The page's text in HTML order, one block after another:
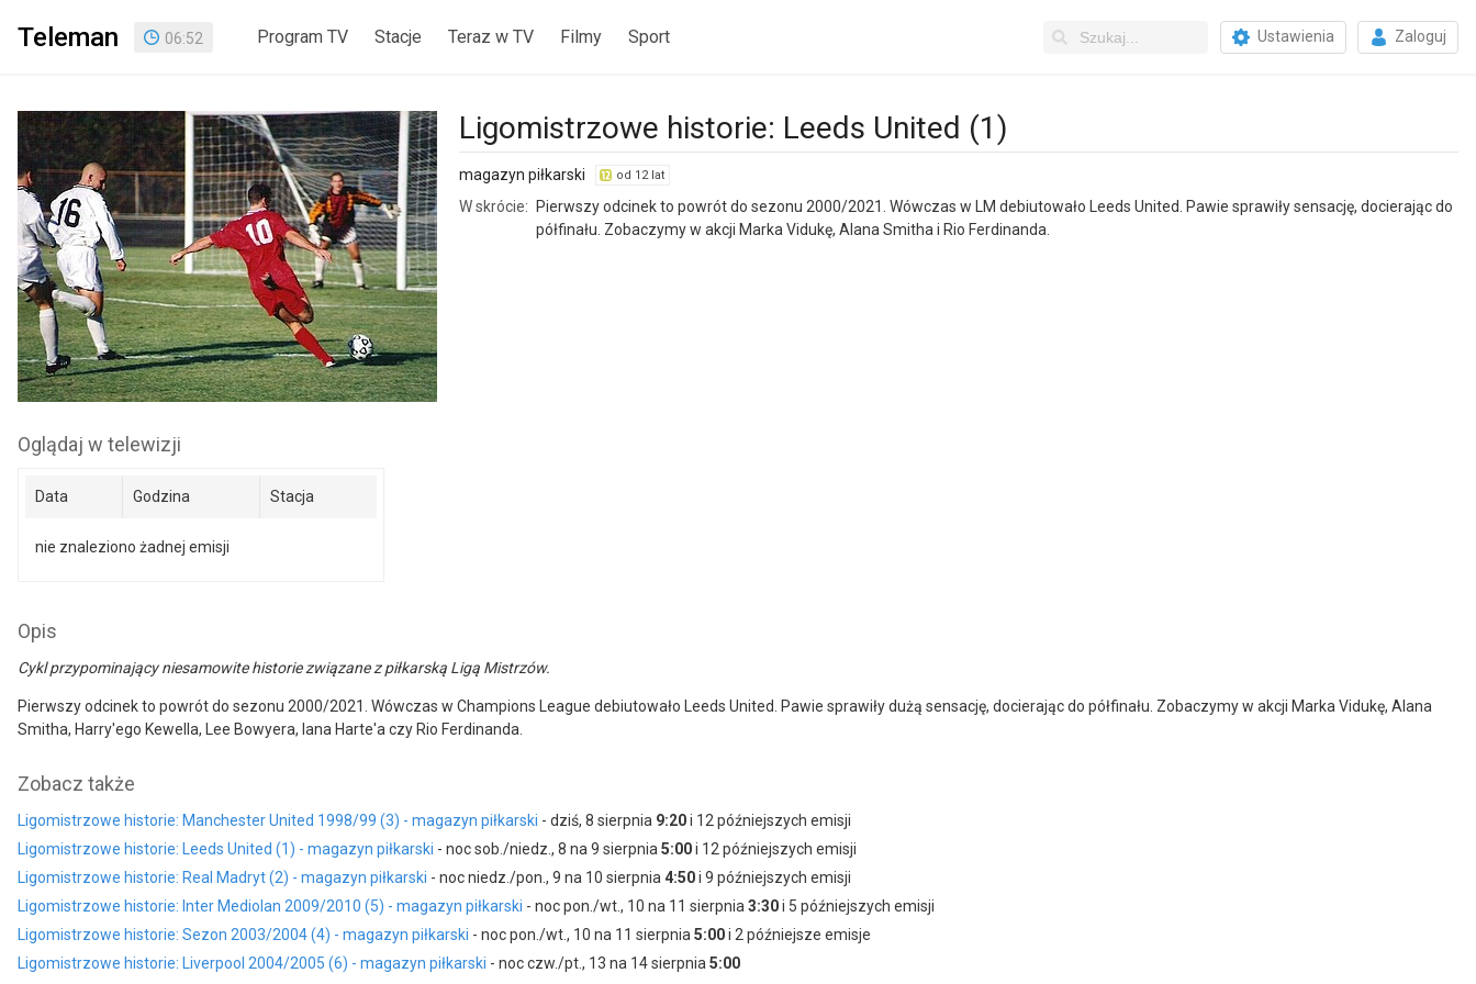
Teleman 06:52 Program TV Stacje Teraz w TV Filmy Sport Ustawienia Zaloguj
Ligomistrzowe historie: Leeds United (1)
magazyn piłkarski od 12 lat
W skrócie:
Pierwszy odcinek to powrót do sezonu 2000/2021. Wówczas w LM debiutowało Leeds United. Pawie sprawiły sensację, docierając do
półfinału. Zobaczymy w akcji Marka Vidukę, Alana Smitha i Rio Ferdinanda.
Oglądaj w telewizji
Data Godzina Stacja
nie znaleziono żadnej emisji
Opis
Cykl przypominający niesamowite historie związane z piłkarską Ligą Mistrzów.
Pierwszy odcinek to powrót do sezonu 2000/2021. Wówczas w Champions League debiutowało Leeds United. Pawie sprawiły dużą sensację, docierając do półfinału. Zobaczymy w akcji Marka Vidukę, Alana
Smitha, Harry'ego Kewella, Lee Bowyera, Iana Harte'a czy Rio Ferdinanda.
Zobacz także
Ligomistrzowe historie: Manchester United 1998/99 (3) - magazyn piłkarski - dziś, 8 sierpnia 9:20i 12 późniejszych emisji
Ligomistrzowe historie: Leeds United (1) - magazyn piłkarski - noc sob./niedz., 8 na 9 sierpnia 5:00i 12 późniejszych emisji
Ligomistrzowe historie: Real Madryt (2) - magazyn piłkarski - noc niedz./pon., 9 na 10 sierpnia 4:50i 9 późniejszych emisji
Ligomistrzowe historie: Inter Mediolan 2009/2010 (5) - magazyn piłkarski - noc pon./wt., 10 na 11 sierpnia 3:30i 5 późniejszych emisji
Ligomistrzowe historie: Sezon 2003/2004 (4) - magazyn piłkarski - noc pon./wt., 10 na 11 sierpnia 5:00i 2 późniejsze emisje
Ligomistrzowe historie: Liverpool 2004/2005 (6) - magazyn piłkarski - noc czw./pt., 13 na 14 sierpnia 5:00